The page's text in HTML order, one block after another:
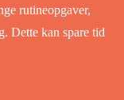
rutineopgaver,
Dette kan spare tid